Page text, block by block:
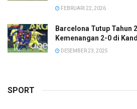
FEBRUARI 22, 2026
Barcelona Tutup Tahun
Kemenangan 2-0 di
DESEMBER 23, 2025
SPORT